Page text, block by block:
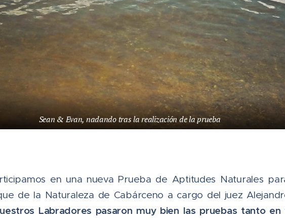
Sean & Evan, nadando tras la realización de la prueba
en una nueva Prueba de Aptitudes Naturales
de la Naturaleza de Cabárceno a cargo del juez
Labradores pasaron muy bien las pruebas tanto